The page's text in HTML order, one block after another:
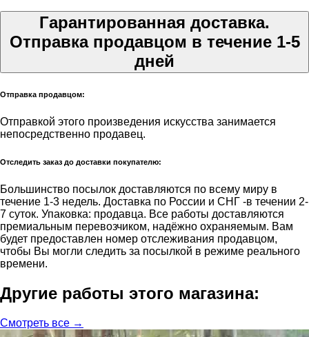
Гарантированная доставка.
Отправка продавцом в течение 1-5
дней
Отправка продавцом:
Отправкой этого произведения искусства занимается
непосредственно продавец.
Отследить заказ до доставки покупателю:
Большинство посылок доставляются по всему миру в
течение 1-3 недель. Доставка по России и СНГ -в течении 2-
7 суток. Упаковка: продавца. Все работы доставляются
премиальным перевозчиком, надёжно охраняемым. Вам
будет предоставлен номер отслеживания продавцом,
чтобы Вы могли следить за посылкой в режиме реального
времени.
Другие работы этого магазина:
Смотреть все →